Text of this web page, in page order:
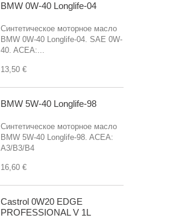
BMW 0W-40 Longlife-04
Синтетическое моторное масло
BMW 0W-40 Longlife-04. SAE 0W-
40. ACEA:...
13,50 €
BMW 5W-40 Longlife-98
Синтетическое моторное масло
BMW 5W-40 Longlife-98. ACEA:
A3/B3/B4
16,60 €
Castrol 0W20 EDGE
PROFESSIONAL V 1L